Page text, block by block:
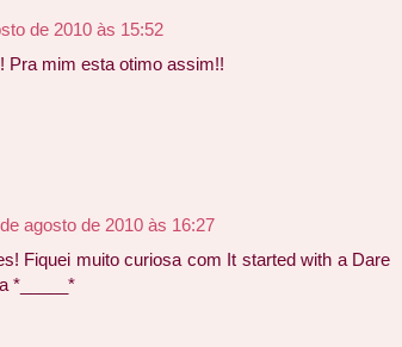
de 2010 às 15:52
Pra mim esta otimo assim!!
agosto de 2010 às 16:27
Fiquei muito curiosa com It started with a Dare
*_____*